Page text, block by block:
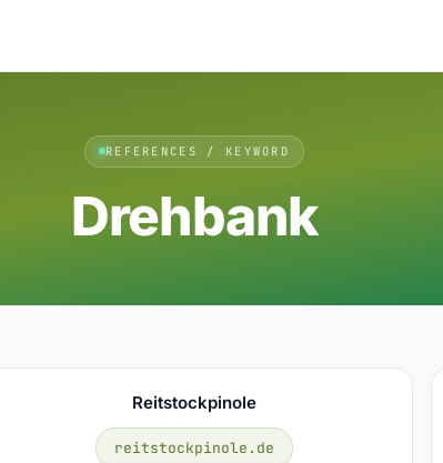
REFERENCES / KEYWORD
Drehbank
Reitstockpinole
reitstockpinole.de